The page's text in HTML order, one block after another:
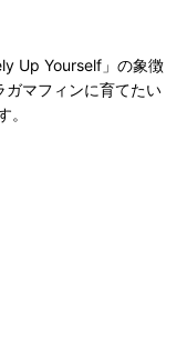
Up Yourself」の象徴
ガマフィンに育てたい
。